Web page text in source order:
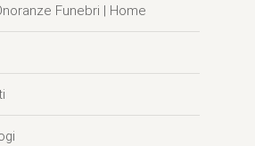
Funebri | Home